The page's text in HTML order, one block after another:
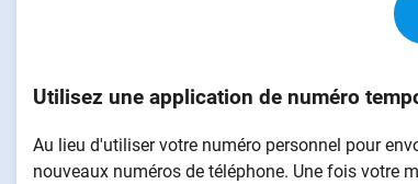
Utilisez une application de numéro
Au lieu d'utiliser votre numéro personnel pour
nouveaux numéros de téléphone. Une fois votre